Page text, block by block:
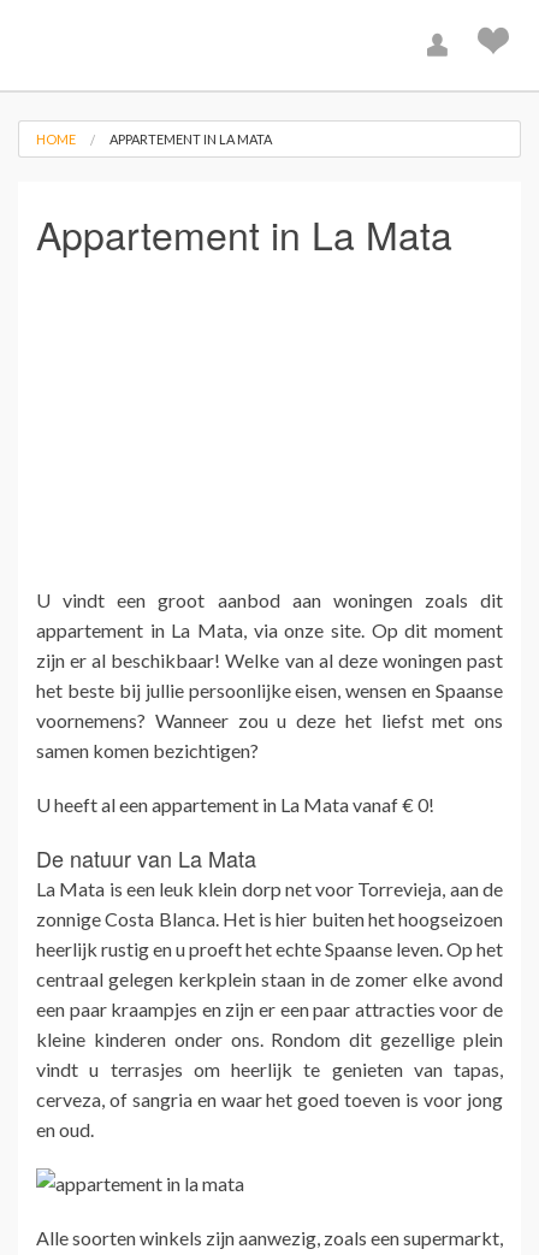
HOME APPARTEMENT IN LA MATA
Appartement in La Mata
U vindt een groot aanbod aan woningen zoals dit
appartement in La Mata, via onze site. Op dit moment
zijn er al beschikbaar! Welke van al deze woningen past
het beste bij jullie persoonlijke eisen, wensen en Spaanse
voornemens? Wanneer zou u deze het liefst met ons
samen komen bezichtigen?
U heeft al een appartement in La Mata vanaf € 0!
De natuur van La Mata
La Mata is een leuk klein dorp net voor Torrevieja, aan de
zonnige Costa Blanca. Het is hier buiten het hoogseizoen
heerlijk rustig en u proeft het echte Spaanse leven. Op het
centraal gelegen kerkplein staan in de zomer elke avond
een paar kraampjes en zijn er een paar attracties voor de
kleine kinderen onder ons. Rondom dit gezellige plein
vindt u terrasjes om heerlijk te genieten van tapas,
cerveza, of sangria en waar het goed toeven is voor jong
en oud.
Alle soorten winkels zijn aanwezig, zoals een supermarkt,